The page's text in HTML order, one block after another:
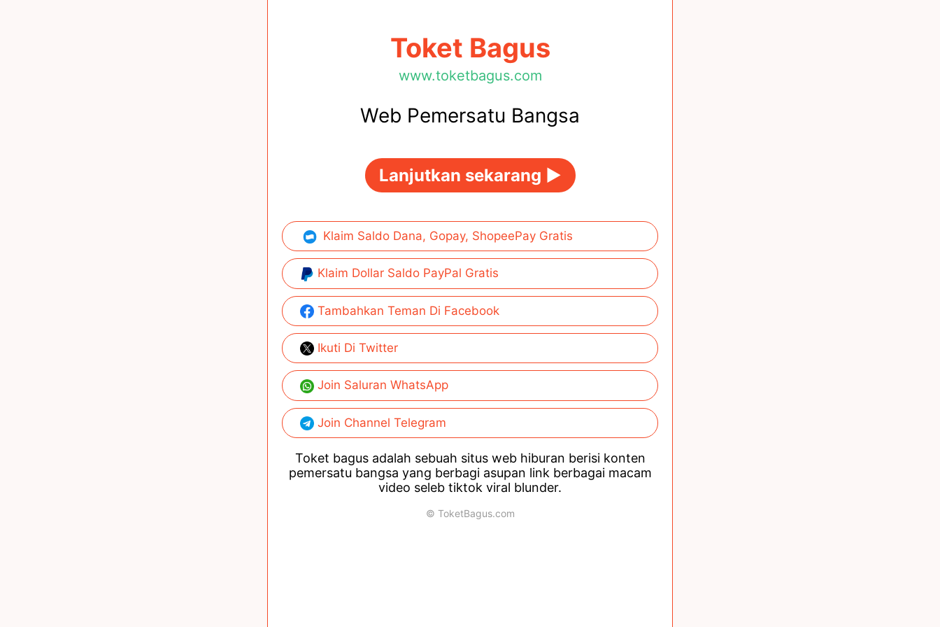
Toket Bagus
www.toketbagus.com
Web Pemersatu Bangsa
Lanjutkan sekarang ►
Klaim Saldo Dana, Gopay, ShopeePay Gratis
Klaim Dollar Saldo PayPal Gratis
Tambahkan Teman Di Facebook
Ikuti Di Twitter
Join Saluran WhatsApp
Join Channel Telegram
Toket bagus adalah sebuah situs web hiburan berisi konten
pemersatu bangsa yang berbagi asupan link berbagai macam
video seleb tiktok viral blunder.
© ToketBagus.com